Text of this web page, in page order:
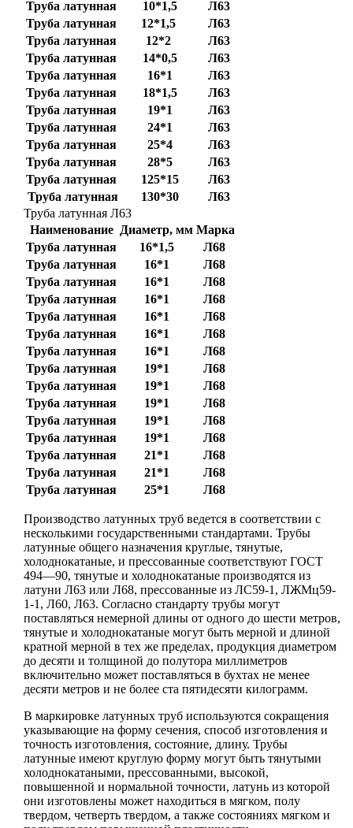
Труба латунная
10*1,5
Л63
Труба латунная
12*1,5
Л63
Труба латунная
12*2
Л63
Труба латунная
14*0,5
Л63
Труба латунная
16*1
Л63
Труба латунная
18*1,5
Л63
Труба латунная
19*1
Л63
Труба латунная
24*1
Л63
Труба латунная
25*4
Л63
Труба латунная
28*5
Л63
Труба латунная
125*15
Л63
Труба латунная
130*30
Л63
Труба латунная Л63
Наименование Диаметр, мм Марка
Труба латунная
16*1,5
Л68
Труба латунная
16*1
Л68
Труба латунная
16*1
Л68
Труба латунная
16*1
Л68
Труба латунная
16*1
Л68
Труба латунная
16*1
Л68
Труба латунная
16*1
Л68
Труба латунная
19*1
Л68
Труба латунная
19*1
Л68
Труба латунная
19*1
Л68
Труба латунная
19*1
Л68
Труба латунная
19*1
Л68
Труба латунная
21*1
Л68
Труба латунная
21*1
Л68
Труба латунная
25*1 Л68
Производство латунных труб ведется в соответствии с
несколькими государственными стандартами. Трубы
латунные общего назначения круглые, тянутые,
холоднокатаные, и прессованные соответствуют ГОСТ
494—90, тянутые и холоднокатаные производятся из
латуни Л63 или Л68, прессованные из ЛС59-1, ЛЖМц59-
1-1, Л60, Л63. Согласно стандарту трубы могут
поставляться немерной длины от одного до шести метров,
тянутые и холоднокатаные могут быть мерной и длиной
кратной мерной в тех же пределах, продукция диаметром
до десяти и толщиной до полутора миллиметров
включительно может поставляться в бухтах не менее
десяти метров и не более ста пятидесяти килограмм.
В маркировке латунных труб используются сокращения
указывающие на форму сечения, способ изготовления и
точность изготовления, состояние, длину. Трубы
латунные имеют круглую форму могут быть тянутыми
холоднокатаными, прессованными, высокой,
повышенной и нормальной точности, латунь из которой
они изготовлены может находиться в мягком, полу
твердом, четверть твердом, а также состояниях мягком и